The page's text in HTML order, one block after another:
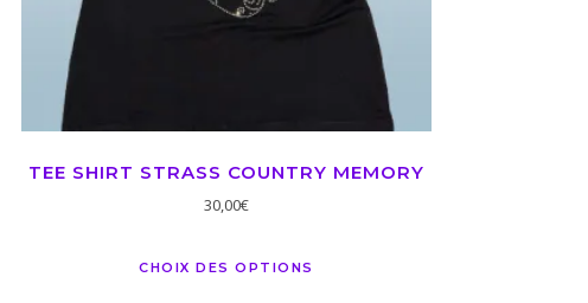
TEE SHIRT STRASS COUNTRY MEMORY
30,00€
CHOIX DES OPTIONS